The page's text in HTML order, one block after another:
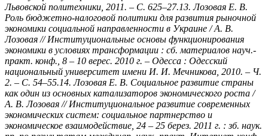
Львовской политехники, 2011. – С. 625–27.13. Лозовая Е. В.
Роль бюджетно-налоговой политики для развития рыночной
экономики социальной направленности в Украине / А. В.
Лозовая // Институциональные основы функционирования
экономики в условиях трансформации : сб. материалов науч.-
практ. конф., 8 – 10 верес. 2010 г. – Одесса : Одесский
национальный университет имени И. И. Мечникова, 2010. – Ч.
2. – С. 54–55.14. Лозовая Е. В. Социальное развитие страны
как один из основных катализаторов экономического роста /
А. В. Лозовая // Институциональное развитие современных
экономических систем: социальное партнерство и
экономическое взаимодействие, 24 – 25 берез. 2011 г. : зб. наук.